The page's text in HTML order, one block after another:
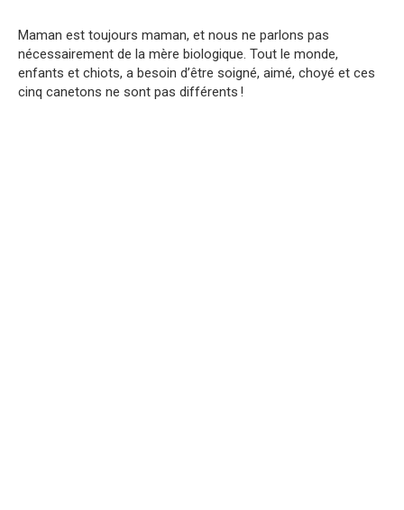
Maman est toujours maman, et nous ne parlons pas
nécessairement de la mère biologique. Tout le monde,
enfants et chiots, a besoin d’être soigné, aimé, choyé et ces
cinq canetons ne sont pas différents !